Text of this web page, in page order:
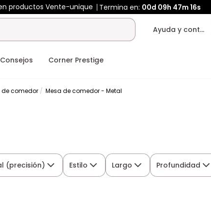
productos Vente-unique Termina en: 00d 09h 47m 15s
Ayuda y contacto
Corner Prestige
de comedor Mesa de comedor - Metal
(precisión) Estilo Largo Profundidad